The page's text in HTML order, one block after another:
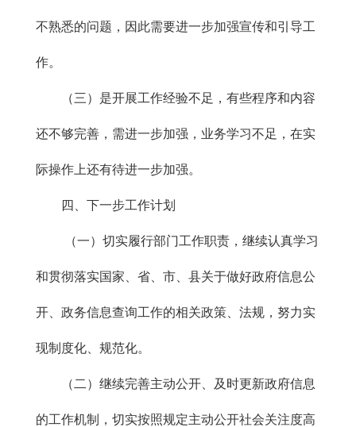
不熟悉的问题，因此需要进一步加强宣传和引导工
作。
（三）是开展工作经验不足，有些程序和内容
还不够完善，需进一步加强，业务学习不足，在实
际操作上还有待进一步加强。
四、下一步工作计划
（一）切实履行部门工作职责，继续认真学习
和贯彻落实国家、省、市、县关于做好政府信息公
开、政务信息查询工作的相关政策、法规，努力实
现制度化、规范化。
（二）继续完善主动公开、及时更新政府信息
的工作机制，切实按照规定主动公开社会关注度高